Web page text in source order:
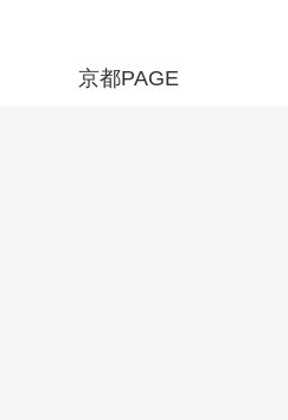
京都PAGE